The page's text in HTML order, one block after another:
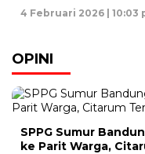
4 Februari 2026 | 10:03
OPINI
SPPG Sumur
ke Parit Warga,